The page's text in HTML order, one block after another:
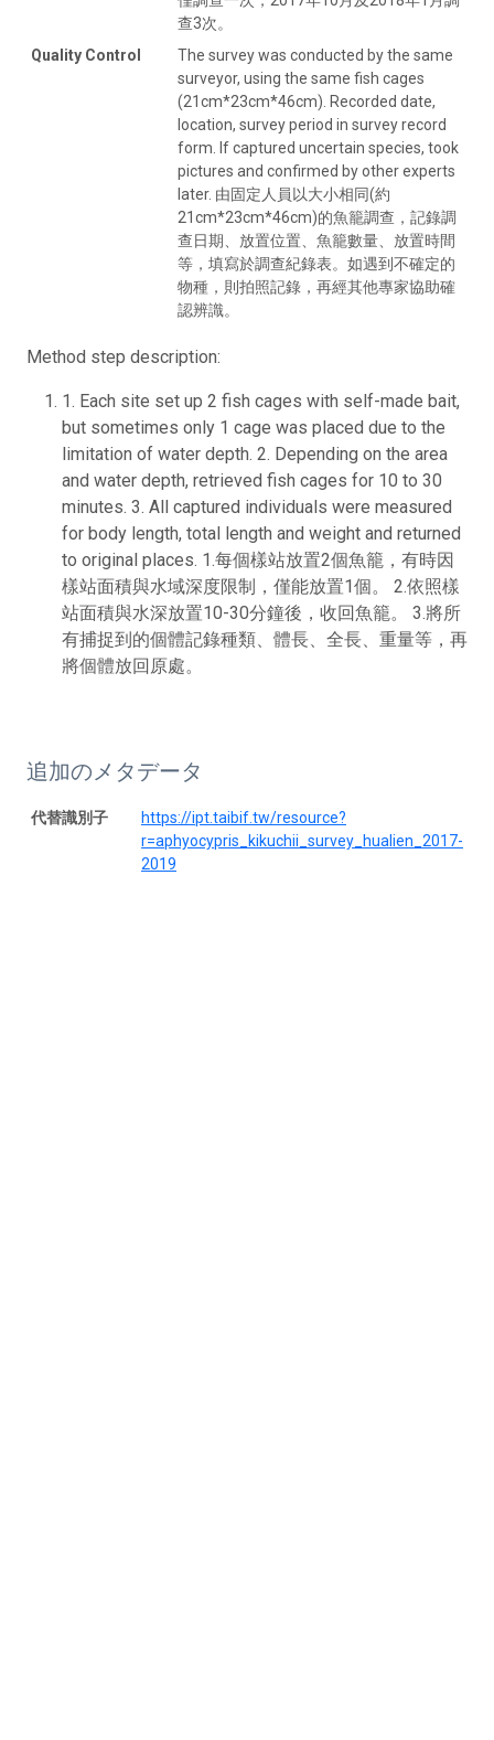
查3次。
Quality Control
The survey was conducted by the same
surveyor, using the same fish cages
(21cm*23cm*46cm). Recorded date,
location, survey period in survey record
form. If captured uncertain species, took
pictures and confirmed by other experts
later. 由固定人員以大小相同(約
21cm*23cm*46cm)的魚籠調查，記錄調
查日期、放置位置、魚籠數量、放置時間
等，填寫於調查紀錄表。如遇到不確定的
物種，則拍照記錄，再經其他專家協助確
認辨識。
Method step description:
1. Each site set up 2 fish cages with self-made bait,
but sometimes only 1 cage was placed due to the
limitation of water depth. 2. Depending on the area
and water depth, retrieved fish cages for 10 to 30
minutes. 3. All captured individuals were measured
for body length, total length and weight and returned
to original places. 1.每個樣站放置2個魚籠，有時因
樣站面積與水域深度限制，僅能放置1個。 2.依照樣
站面積與水深放置10-30分鐘後，收回魚籠。 3.將所
有捕捉到的個體記錄種類、體長、全長、重量等，再
將個體放回原處。
追加のメタデータ
代替識別子
https://ipt.taibif.tw/resource?
r=aphyocypris_kikuchii_survey_hualien_2017-
2019